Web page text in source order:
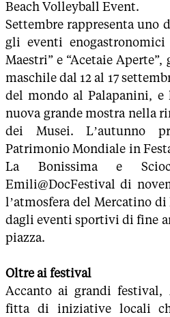
Beach Volleyball Event.
Settembre rappresenta uno
gli eventi enogastronomici
Maestri” e “Acetaie
maschile dal 12 al 17
del mondo al Palapanini, e
nuova grande mostra nella
dei Musei. L’autunno
Patrimonio Mondiale in
La Bonissima e
Emili@DocFestival di
l’atmosfera del Mercatino
dagli eventi sportivi di fine
piazza.
Oltre ai festival
Accanto ai grandi festival,
fitta di iniziative locali